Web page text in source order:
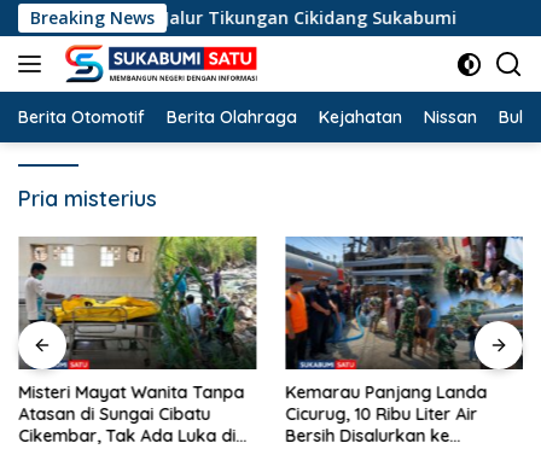
Langsung
ke
konten
Breaking News
di Jalur Tikungan Cikidang Sukabumi
Berita Otomotif Berita Olahraga Kejahatan Nissan
Pria misterius
Misteri Mayat Wanita Tanpa
Atasan di Sungai Cibatu
Cikembar, Tak Ada Luka di
Kemarau Panjang Landa
Cicurug, 10 Ribu Liter Air
Bersih Disalurkan ke